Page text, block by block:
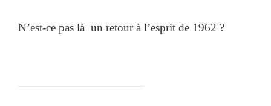
N’est-ce pas là un retour à l’esprit de 1962 ?